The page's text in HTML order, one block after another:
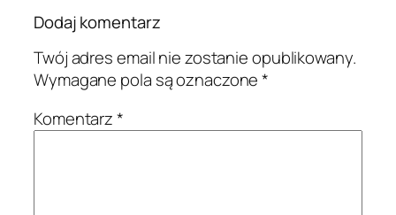
Dodaj komentarz
Twój adres email nie zostanie opublikowany.
Wymagane pola są oznaczone*
Komentarz*